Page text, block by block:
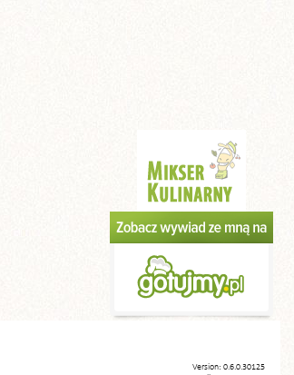
Version: 0.6.0.30125